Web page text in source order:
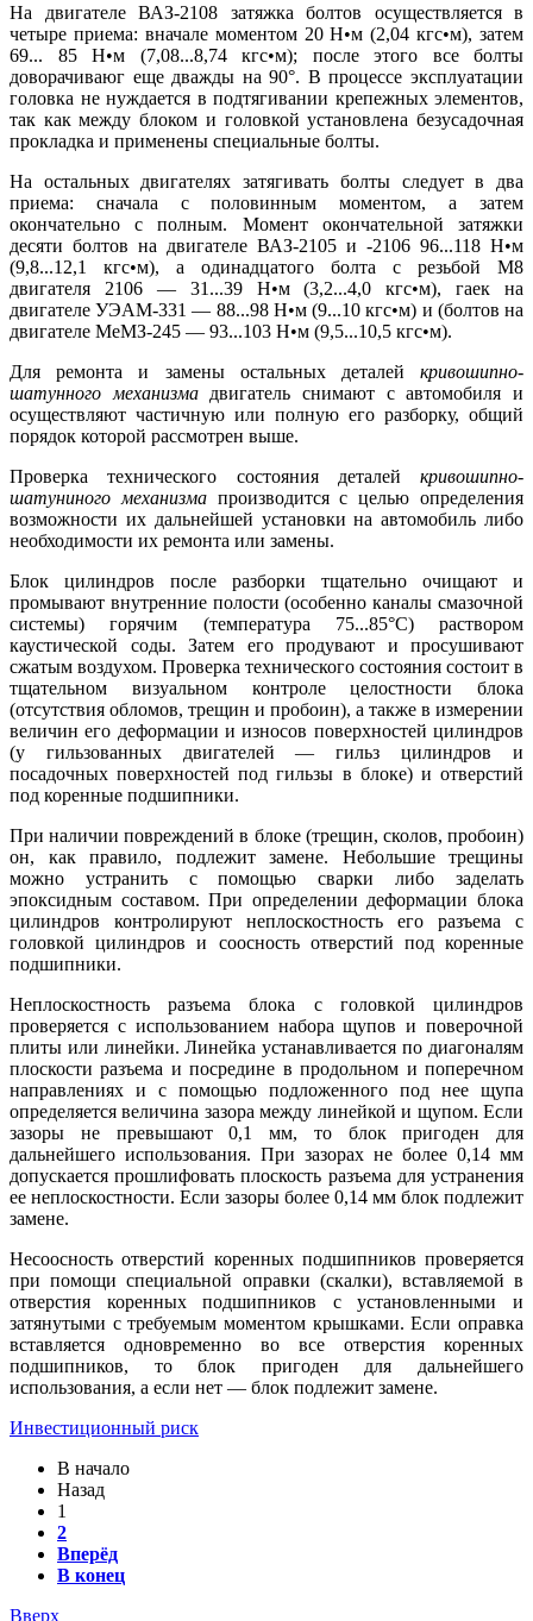
На двигателе ВАЗ-2108 затяжка болтов осуществляется в
четыре приема: вначале моментом 20 Н•м (2,04 кгс•м), затем
69... 85 Н•м (7,08...8,74 кгс•м); после этого все болты
доворачиваюг еще дважды на 90°. В процессе эксплуатации
головка не нуждается в подтягивании крепежных элементов,
так как между блоком и головкой установлена безусадочная
прокладка и применены специальные болты.
На остальных двигателях затягивать болты следует в два
приема: сначала с половинным моментом, а затем
окончательно с полным. Момент окончательной затяжки
десяти болтов на двигателе ВАЗ-2105 и -2106 96...118 Н•м
(9,8...12,1 кгс•м), а одинадцатого болта с резьбой М8
двигателя 2106 — 31...39 Н•м (3,2...4,0 кгс•м), гаек на
двигателе УЭАМ-331 — 88...98 Н•м (9...10 кгс•м) и (болтов на
двигателе МеМЗ-245 — 93...103 Н•м (9,5...10,5 кгс•м).
Для ремонта и замены остальных деталей кривошипно-
шатунного механизмадвигатель снимают с автомобиля и
осуществляют частичную или полную его разборку, общий
порядок которой рассмотрен выше.
Проверка технического состояния деталей кривошипно-
шатуниного механизмапроизводится с целью определения
возможности их дальнейшей установки на автомобиль либо
необходимости их ремонта или замены.
Блок цилиндров после разборки тщательно очищают и
промывают внутренние полости (особенно каналы смазочной
системы) горячим (температура 75...85°С) раствором
каустической соды. Затем его продувают и просушивают
сжатым воздухом. Проверка технического состояния состоит в
тщательном визуальном контроле целостности блока
(отсутствия обломов, трещин и пробоин), а также в измерении
величин его деформации и износов поверхностей цилиндров
(у гильзованных двигателей — гильз цилиндров и
посадочных поверхностей под гильзы в блоке) и отверстий
под коренные подшипники.
При наличии повреждений в блоке (трещин, сколов, пробоин)
он, как правило, подлежит замене. Небольшие трещины
можно устранить с помощью сварки либо заделать
эпоксидным составом. При определении деформации блока
цилиндров контролируют неплоскостность его разъема с
головкой цилиндров и соосность отверстий под коренные
подшипники.
Неплоскостность разъема блока с головкой цилиндров
проверяется с использованием набора щупов и поверочной
плиты или линейки. Линейка устанавливается по диагоналям
плоскости разъема и посредине в продольном и поперечном
направлениях и с помощью подложенного под нее щупа
определяется величина зазора между линейкой и щупом. Если
зазоры не превышают 0,1 мм, то блок пригоден для
дальнейшего использования. При зазорах не более 0,14 мм
допускается прошлифовать плоскость разъема для устранения
ее неплоскостности. Если зазоры более 0,14 мм блок подлежит
замене.
Несоосность отверстий коренных подшипников проверяется
при помощи специальной оправки (скалки), вставляемой в
отверстия коренных подшипников с установленными и
затянутыми с требуемым моментом крышками. Если оправка
вставляется одновременно во все отверстия коренных
подшипников, то блок пригоден для дальнейшего
использования, а если нет — блок подлежит замене.
Инвестиционный риск
В начало
Назад
1
2
Вперёд
В конец
Вверх